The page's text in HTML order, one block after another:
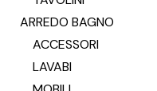
ARREDO BAGNO
ACCESSORI
LAVABI